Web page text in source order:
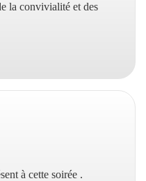
la convivialité et des
à cette soirée .